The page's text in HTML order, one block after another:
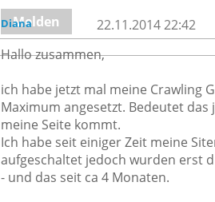
Melden
Diana
22.11.2014 22:42
Hallo zusammen,
ich habe jetzt mal meine Crawling
Maximum angesetzt. Bedeutet
meine Seite kommt.
Ich habe seit einiger Zeit meine
aufgeschaltet jedoch wurden erst
- und das seit ca 4 Monaten.